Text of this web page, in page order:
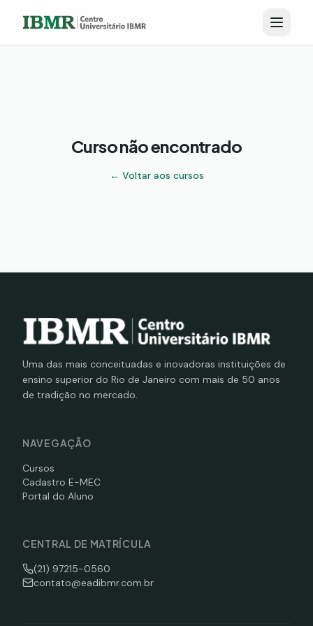
Curso não encontrado
← Voltar aos cursos
Uma das mais conceituadas e inovadoras instituições de
ensino superior do Rio de Janeiro com mais de 50 anos
de tradição no mercado.
NAVEGAÇÃO
Cursos
Cadastro E-MEC
Portal do Aluno
CENTRAL DE MATRÍCULA
(21) 97215-0560
contato@eadibmr.com.br